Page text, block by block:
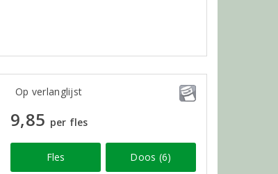
Op verlanglijst
9,85 per fles
Fles Doos (6)